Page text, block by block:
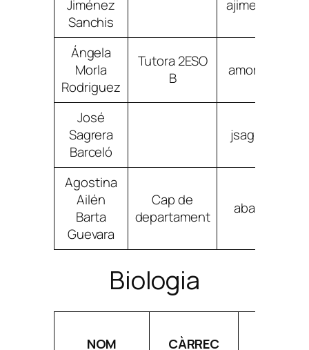
Jiménez
Sanchis
Ángela
Morla
Rodriguez
Tutora 2ESO
B
José
Sagrera
Barceló
Agostina
Ailén
Barta
Guevara
Cap de
departament
Biologia
NOM CÀRREC